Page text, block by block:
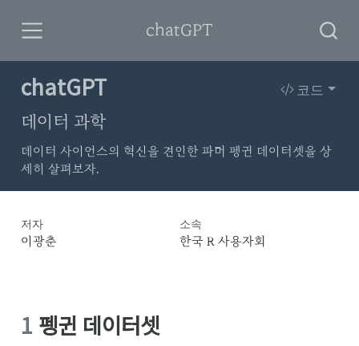
chatGPT
chatGPT 코드
데이터 과학
데이터 사이언스의 혁신을 견인한 파머 펭귄 데이터셋을 상
세히 살펴보자.
저자 소속
이광춘 한국 R 사용자회
1 펭귄 데이터셋